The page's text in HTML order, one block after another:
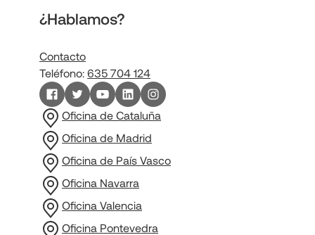
¿Hablamos?
Contacto
Teléfono: 635 704 124
Oficina de Cataluña
Oficina de Madrid
Oficina de País Vasco
Oficina Navarra
Oficina Valencia
Oficina Pontevedra